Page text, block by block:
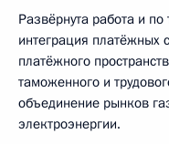
Развёрнута работа и
интеграция платёжных
платёжного
таможенного и
объединение рынков
электроэнергии.